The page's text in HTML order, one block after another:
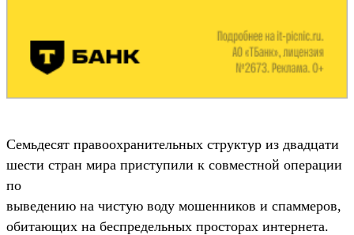
Семьдесят правоохранительных структур из двадцати
шести стран мира приступили к совместной операции
по
выведению на чистую воду мошенников и спаммеров,
обитающих на беспредельных просторах интернета.